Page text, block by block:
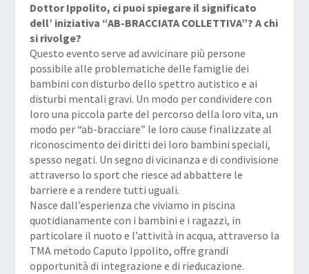
Dottor Ippolito, ci puoi spiegare il significato
dell’ iniziativa “AB-BRACCIATA COLLETTIVA”? A chi
si rivolge?
Questo evento serve ad avvicinare più persone
possibile alle problematiche delle famiglie dei
bambini con disturbo dello spettro autistico e ai
disturbi mentali gravi. Un modo per condividere con
loro una piccola parte del percorso della loro vita, un
modo per “ab-bracciare” le loro cause finalizzate al
riconoscimento dei diritti dei loro bambini speciali,
spesso negati. Un segno di vicinanza e di condivisione
attraverso lo sport che riesce ad abbattere le
barriere e a rendere tutti uguali.
Nasce dall’esperienza che viviamo in piscina
quotidianamente con i bambini e i ragazzi, in
particolare il nuoto e l’attività in acqua, attraverso la
TMA metodo Caputo Ippolito, offre grandi
opportunità di integrazione e di rieducazione.